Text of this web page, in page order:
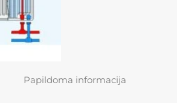
Papildoma informacija